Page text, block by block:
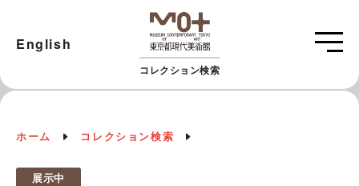
コレクション検索
English
ホーム コレクション検索
展示中